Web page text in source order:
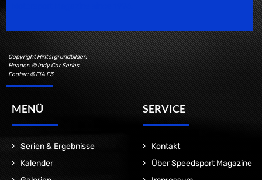
Copyright Hintergrundbilder:
Header: © Indy Car Series
Footer: © FIA F3
MENÜ
Serien & Ergebnisse
Kalender
SERVICE
Kontakt
Über Speedsport Magazine